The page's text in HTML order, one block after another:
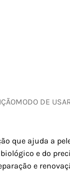
MODO DE
que ajuda a
e do
e